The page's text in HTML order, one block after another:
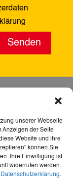
unserer Webseite
Anzeigen der Seite
Website und ihre
können Sie
Ihre Einwilligung ist
widerrufen werden.
Datenschutzerklärung.
Senden